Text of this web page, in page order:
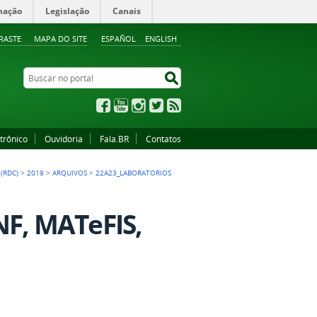
ESPAÑOL ENGLISH
MAPA DO SITE
Legislação Canais
Buscar no portal
FacebookYouTubeInstagram
Twitter
Ouvidoria Fala.BR Contatos
>2019 >ARQUIVOS >22A23_LABORATORIOS
MATeFIS,